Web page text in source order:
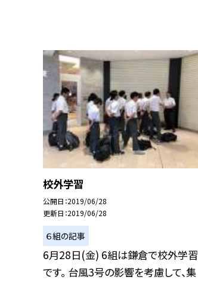
校外学習
公開日 2019/06/28
更新日 2019/06/28
６組の記事
6月28日(金) 6組は鎌倉で校外学習
です。 台風3号の影響を考慮して、集